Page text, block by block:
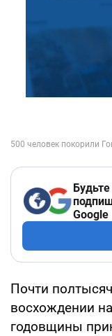
Google
Почти
восхождении
годовщины